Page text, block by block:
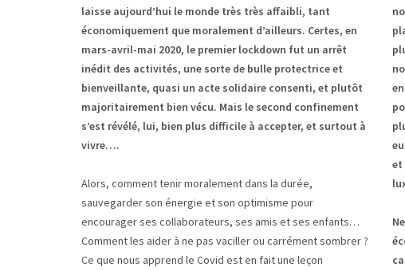
laisse aujourd’hui le monde très très affaibli, tant
économiquement que moralement d’ailleurs. Certes, en
mars-avril-mai 2020, le premier lockdown fut un arrêt
inédit des activités, une sorte de bulle protectrice et
bienveillante, quasi un acte solidaire consenti, et plutôt
majoritairement bien vécu. Mais le second confinement
s’est révélé, lui, bien plus difficile à accepter, et surtout à
vivre….
Alors, comment tenir moralement dans la durée,
sauvegarder son énergie et son optimisme pour
encourager ses collaborateurs, ses amis et ses enfants…
Comment les aider à ne pas vaciller ou carrément sombrer ?
Ce que nous apprend le Covid est en fait une leçon
et